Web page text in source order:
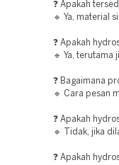
❓ Apakah
🔹 Ya, material
❓ Apakah
🔹 Ya, terutama
❓ Bagaimana
🔹 Cara pesan
❓ Apakah
🔹 Tidak, jika
❓ Apakah